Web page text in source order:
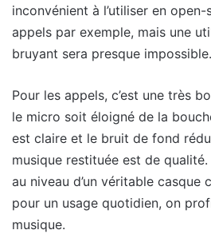
inconvénient à l’utiliser en
appels par exemple, mais une
bruyant sera presque impossible.
Pour les appels, c’est une très
le micro soit éloigné de la
est claire et le bruit de fond
musique restituée est de
au niveau d’un véritable casque
pour un usage quotidien, on
musique.